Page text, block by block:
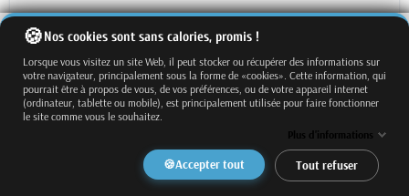
523,20 €
favorite_border
⏳ Sur commande
Nos cookies sont sans calories, promis !
Lorsque vous visitez un site Web, il peut stocker ou récupérer des informations sur
votre navigateur, principalement sous la forme de «cookies». Cette information, qui
pourrait être à propos de vous, de vos préférences, ou de votre appareil internet
(ordinateur, tablette ou mobile), est principalement utilisée pour faire fonctionner
le site comme vous le souhaitez.
Plus d'informations
Accepter tout Tout refuser